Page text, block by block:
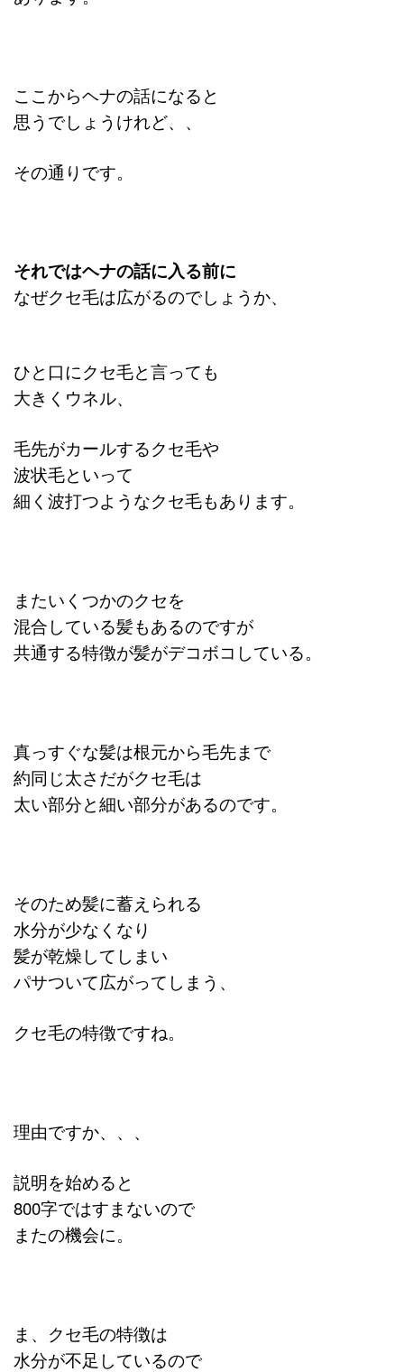
ここからヘナの話になると
思うでしょうけれど、、
その通りです。
それではヘナの話に入る前に
なぜクセ毛は広がるのでしょうか、
ひと口にクセ毛と言っても
大きくウネル、
毛先がカールするクセ毛や
波状毛といって
細く波打つようなクセ毛もあります。
またいくつかのクセを
混合している髪もあるのですが
共通する特徴が髪がデコボコしている。
真っすぐな髪は根元から毛先まで
約同じ太さだがクセ毛は
太い部分と細い部分があるのです。
そのため髪に蓄えられる
水分が少なくなり
髪が乾燥してしまい
パサついて広がってしまう、
クセ毛の特徴ですね。
理由ですか、、、
説明を始めると
800字ではすまないので
またの機会に。
ま、クセ毛の特徴は
水分が不足しているので